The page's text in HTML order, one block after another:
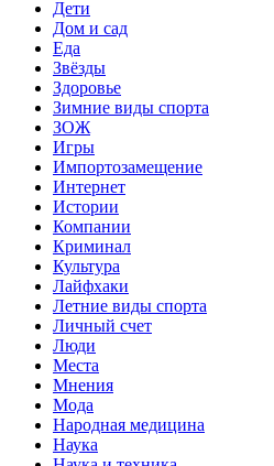
Дети
Дом и сад
Еда
Звёзды
Здоровье
Зимние виды спорта
ЗОЖ
Игры
Импортозамещение
Интернет
Истории
Компании
Криминал
Культура
Лайфхаки
Летние виды спорта
Личный счет
Люди
Места
Мнения
Мода
Народная медицина
Наука